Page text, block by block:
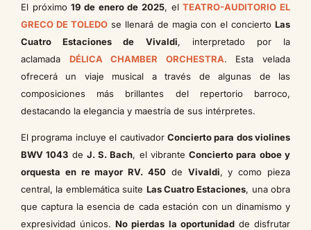
El próximo19 de enero de 2025, elTEATRO-AUDITORIO EL
GRECO DE TOLEDO se llenará de magia con el conciertoLas
Cuatro Estaciones de Vivaldi, interpretado por la
aclamada DÉLICA CHAMBER ORCHESTRA. Esta velada
ofrecerá un viaje musical a través de algunas de las
composiciones más brillantes del repertorio barroco,
destacando la elegancia y maestría de sus intérpretes.
El programa incluye el cautivador Concierto para dos violines
BWV 1043 de J. S. Bach, el vibranteConcierto para oboe y
orquesta en re mayor RV. 450 de Vivaldi, y como pieza
central, la emblemática suite Las Cuatro Estaciones, una obra
que captura la esencia de cada estación con un dinamismo y
expresividad únicos.No pierdas la oportunidadde disfrutar